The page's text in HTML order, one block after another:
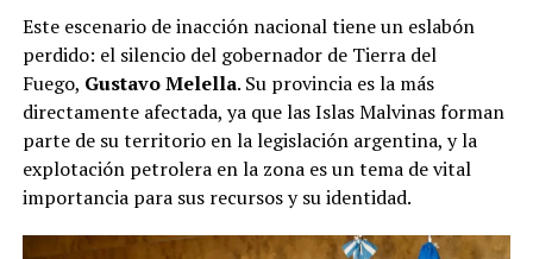
Este escenario de inacción nacional tiene un eslabón
perdido: el silencio del gobernador de Tierra del
Fuego, Gustavo Melella. Su provincia es la más
directamente afectada, ya que las Islas Malvinas forman
parte de su territorio en la legislación argentina, y la
explotación petrolera en la zona es un tema de vital
importancia para sus recursos y su identidad.